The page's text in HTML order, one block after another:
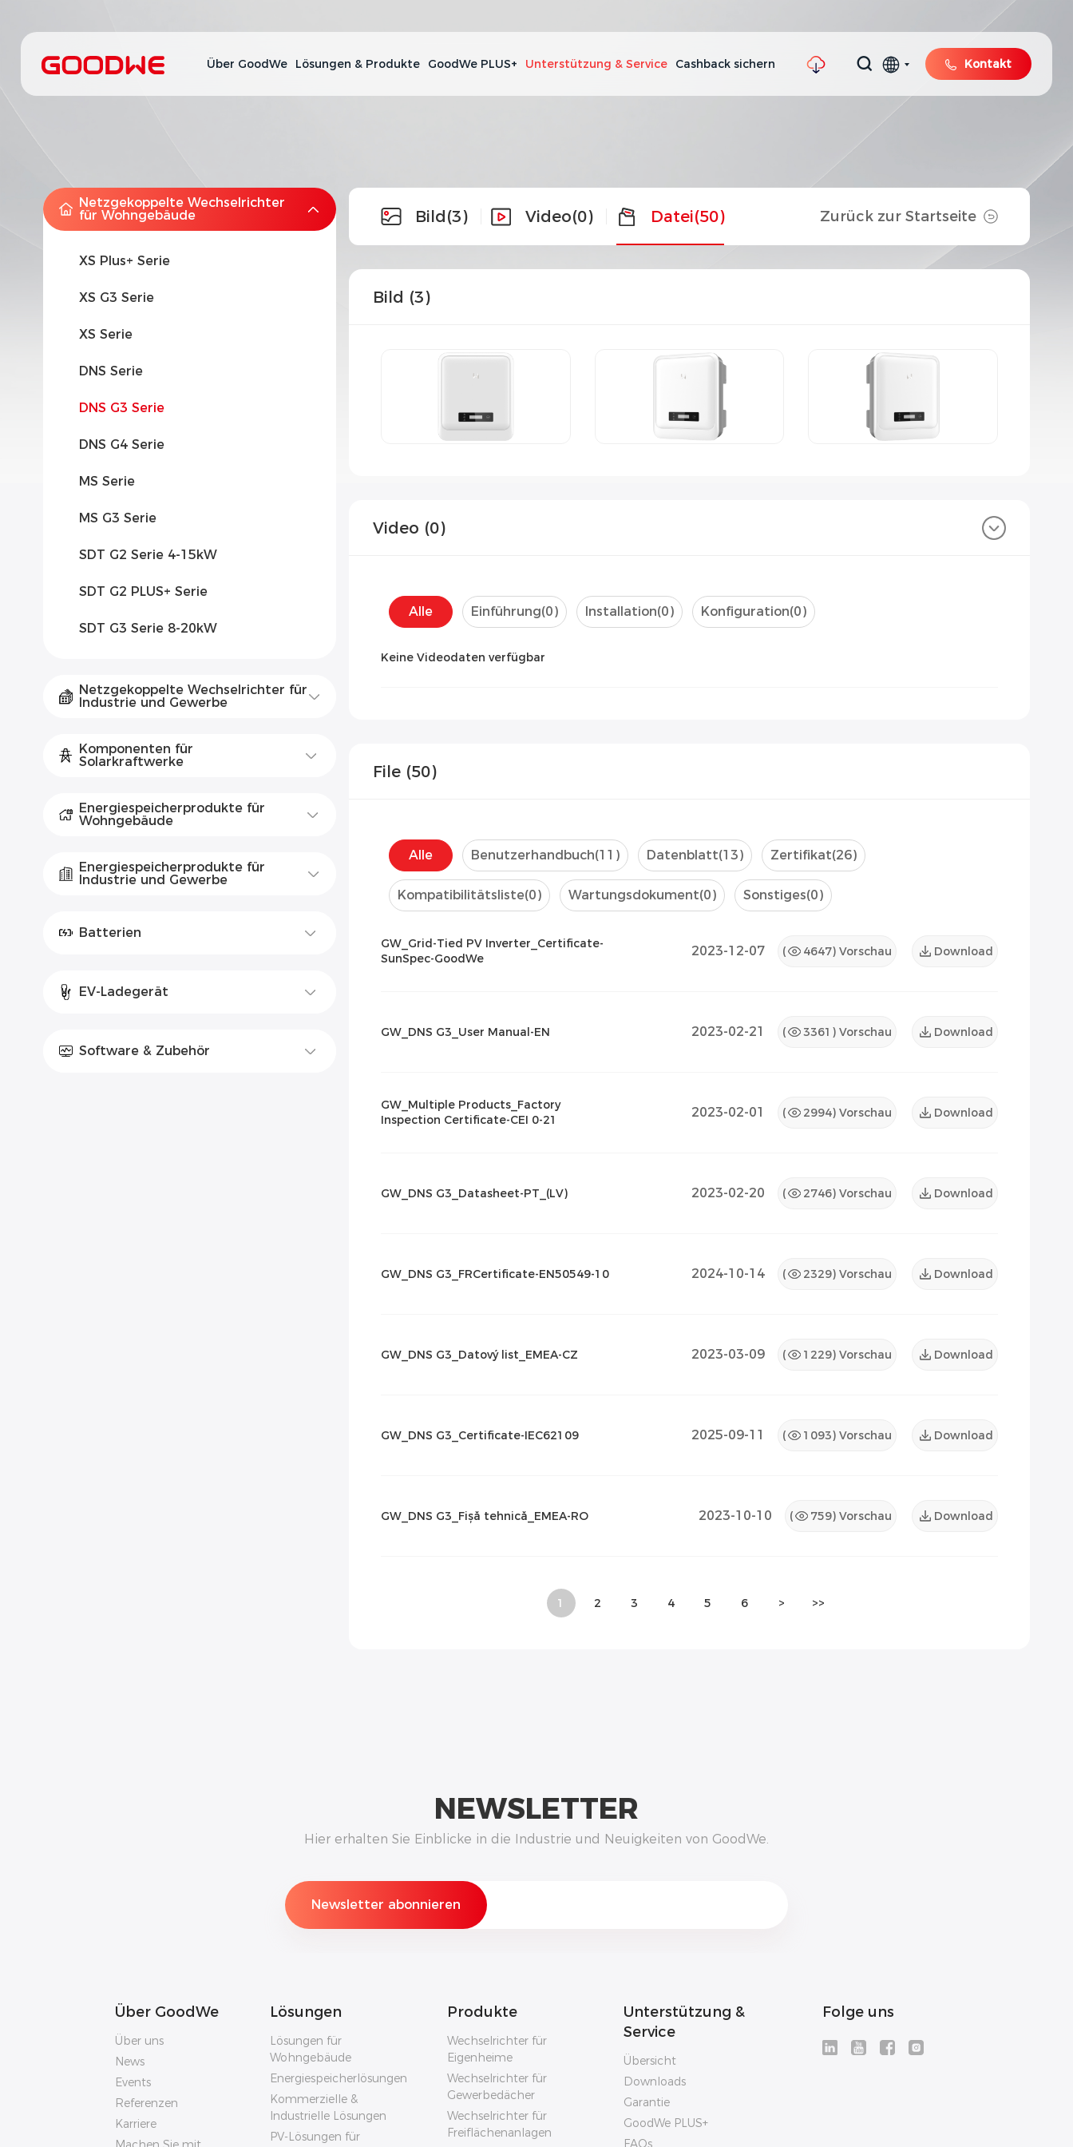
Über GoodWe Lösungen & Produkte GoodWe PLUS+ Unterstützung & Service Cashback sichern Kontakt
Netzgekoppelte Wechselrichter
für Wohngebäude
XS Plus+ Serie
XS G3 Serie
XS Serie
DNS Serie
DNS G3 Serie
DNS G4 Serie
MS Serie
MS G3 Serie
SDT G2 Serie 4-15kW
SDT G2 PLUS+ Serie
SDT G3 Serie 8-20kW
Netzgekoppelte Wechselrichter für
Industrie und Gewerbe
Komponenten für
Solarkraftwerke
Energiespeicherprodukte für
Wohngebäude
Energiespeicherprodukte für
Industrie und Gewerbe
Batterien
EV-Ladegerät
Software & Zubehör
Bild(3) Video(0) Datei(50) Zurück zur Startseite
Bild (3)
Video (0)
Alle Einführung(0) Installation(0) Konfiguration(0)
Keine Videodaten verfügbar
File (50)
Alle Benutzerhandbuch(11) Datenblatt(13) Zertifikat(26)
Kompatibilitätsliste(0) Wartungsdokument(0) Sonstiges(0)
GW_Grid-Tied PV Inverter_Certificate-
SunSpec-GoodWe
2023-12-07 ( 4647) Vorschau Download
GW_DNS G3_User Manual-EN 2023-02-21 ( 3361 ) Vorschau Download
GW_Multiple Products_Factory
Inspection Certificate-CEI 0-21
2023-02-01 ( 2994) Vorschau Download
GW_DNS G3_Datasheet-PT_(LV) 2023-02-20 ( 2746) Vorschau Download
GW_DNS G3_FRCertificate-EN50549-10 2024-10-14 ( 2329) Vorschau Download
GW_DNS G3_Datový list_EMEA-CZ 2023-03-09 ( 1229) Vorschau Download
GW_DNS G3_Certificate-IEC62109 2025-09-11 ( 1093) Vorschau Download
GW_DNS G3_Fișă tehnică_EMEA-RO 2023-10-10 ( 759) Vorschau Download
1 2 3 4 5 6 > >>
NEWSLETTER
Hier erhalten Sie Einblicke in die Industrie und Neuigkeiten von GoodWe.
Über GoodWe
Über uns
News
Events
Referenzen
Karriere
Lösungen
Lösungen für
Wohngebäude
Energiespeicherlösungen
Kommerzielle &
Industrielle Lösungen
PV-Lösungen für
Produkte
Wechselrichter für
Eigenheime
Wechselrichter für
Gewerbedächer
Wechselrichter für
Freiflächenanlagen
Unterstützung &
Service
Übersicht
Downloads
Garantie
GoodWe PLUS+
FAQs
Folge uns